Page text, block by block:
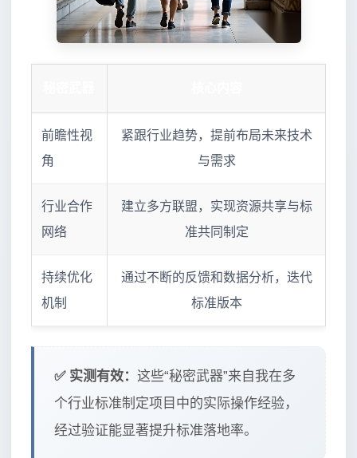
前瞻性视
角
紧跟行业趋势，提前布局未来技术
与需求
行业合作
网络
建立多方联盟，实现资源共享与标
准共同制定
持续优化
机制
通过不断的反馈和数据分析，迭代
标准版本
✅ 实测有效： 这些“秘密武器”来自我在多
个行业标准制定项目中的实际操作经验，
经过验证能显著提升标准落地率。